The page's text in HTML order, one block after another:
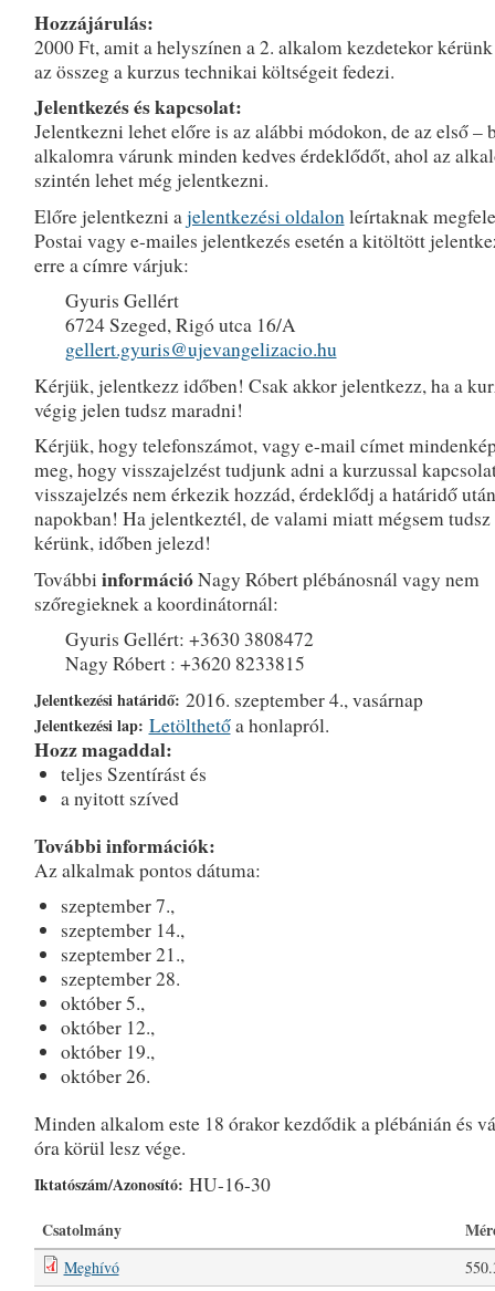
Hozzájárulás:
2000 Ft, amit a helyszínen a 2. alkalom kezdetekor
az összeg a kurzus technikai költségeit fedezi.
Jelentkezés és kapcsolat:
Jelentkezni lehet előre is az alábbi módokon, de az első –
alkalomra várunk minden kedves érdeklődőt, ahol az
szintén lehet még jelentkezni.
Előre jelentkezni a jelentkezési oldalon leírtaknak
Postai vagy e-mailes jelentkezés esetén a kitöltött
erre a címre várjuk:
Gyuris Gellért
6724 Szeged, Rigó utca 16/A
gellert.gyuris@ujevangelizacio.hu
Kérjük, jelentkezz időben! Csak akkor jelentkezz, ha a
végig jelen tudsz maradni!
Kérjük, hogy telefonszámot, vagy e-mail címet
meg, hogy visszajelzést tudjunk adni a kurzussal
visszajelzés nem érkezik hozzád, érdeklődj a határidő
napokban! Ha jelentkeztél, de valami miatt mégsem tudsz
kérünk, időben jelezd!
További információNagy Róbert plébánosnál vagy nem
szőregieknek a koordinátornál:
Gyuris Gellért: +3630 3808472
Nagy Róbert : +3620 8233815
Jelentkezési határidő: 2016. szeptember 4., vasárnap
Jelentkezési lap: Letölthetőa honlapról.
Hozz magaddal:
teljes Szentírást és
a nyitott szíved
További információk:
Az alkalmak pontos dátuma:
szeptember 7.,
szeptember 14.,
szeptember 21.,
szeptember 28.
október 5.,
október 12.,
október 19.,
október 26.
Minden alkalom este 18 órakor kezdődik a plébánián és
óra körül lesz vége.
Iktatószám/Azonosító: HU-16-30
Csatolmány
Meghívó